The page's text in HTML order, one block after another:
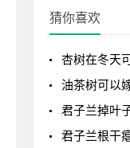
猜你喜欢
杏树在冬天可以
油茶树可以嫁接
君子兰掉叶子
君子兰根干瘪